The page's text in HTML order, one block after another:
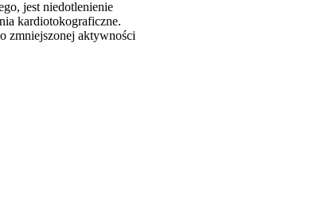
jest niedotlenienie
kardiotokograficzne.
zmniejszonej aktywności